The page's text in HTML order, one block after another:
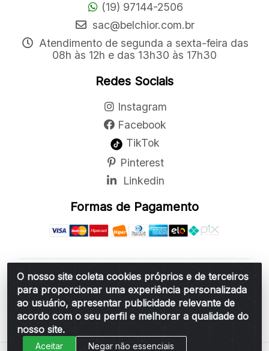
O nosso site coleta cookies próprios e de terceiros
para proporcionar uma experiência personalizada
ao usuário, apresentar publicidade relevante de
acordo com o seu perfil e melhorar a qualidade do
nosso site.
Aceitar Negar não essenciais
(19) 97144-2506
sac@belchior.com.br
Atendimento de segunda a sexta-feira das
08h às 12h e das 13h30 às 17h30
Redes Sociais
Instagram
Facebook
TikTok
Pinterest
Linkedin
Formas de Pagamento
Belchior Cortinas e Acessórios LTDA - R: Rua
Vereador Sérgio Leopoldino Alves, 876 - Santa
Bárbara d'Oeste/SP - CEP 13.456-166 - CNPJ
06.314.073/0001-34